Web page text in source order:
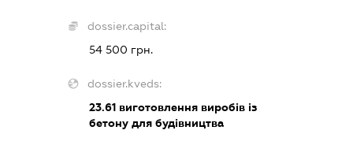
dossier.capital:
54 500 грн.
dossier.kveds:
23.61виготовлення виробів із
бетону для будівництва